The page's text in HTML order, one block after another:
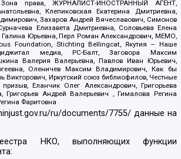
права, ЖУРНАЛИСТ-ИНОСТРАННЫЙ АГЕНТ,
Клепиковская Екатерина Дмитриевна,
Захаров Андрей Вячеславович, Симонов
Елизавета Дмитриевна, Соловьева Елена
Галина Юрьевна, Перл Роман Александрович, МЕМО,
Foundation, Stichting Bellingcat, Якутия – Наше
медиа, РС-Балт, Заговора Максим
Валерия Валерьевна, Павлов Иван Юрьевич,
Оленичев Максим Владимирович, Как бы
Викторович, Иркутский союз библиофилов, Честные
Еланчик Олег Александрович, Григорьева
Григорьев Андрей Валерьевич , Гималова Регина
Фаритовна
ru/documents/7755/ данные на
НКО, выполняющих функции